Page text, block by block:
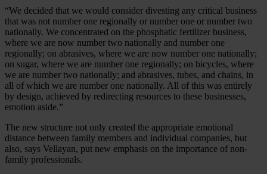
“We decided that we would consider divesting any critical business
that was not number one regionally or number one or number two
nationally. We concentrated on the phosphatic fertilizer business,
where we are now number two nationally and number one
regionally; on abrasives, where we are now number one nationally;
on sugar, where we are number one regionally; on bicycles, where
we are number two nationally; and abrasives, tubes, and chains, in
all of which we are number one nationally. All of this was entirely
by design, achieved by redirecting resources to these businesses,
emotion aside.”
The new structure not only created the appropriate emotional
distance between family members and individual companies, but
also, says Vellayan, put new emphasis on the importance of non-
family professionals.